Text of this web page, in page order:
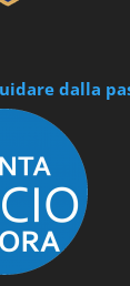
dalla